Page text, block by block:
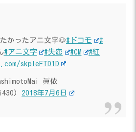
かったアニ文字🐶#ドコモ
#
#アニ文字 #失恋 #CM
#紅
skpleFTD1D
眞依
2018年7月6日